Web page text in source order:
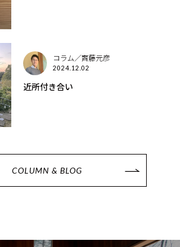
コラム／齊藤元彦
2024.12.02
近所付き合い
COLUMN & BLOG